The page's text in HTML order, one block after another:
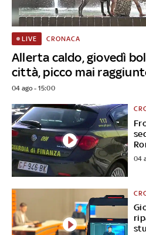
Allerta caldo, giovedì
città, picco mai
LIVE CRONACA
04 ago - 15:00
04